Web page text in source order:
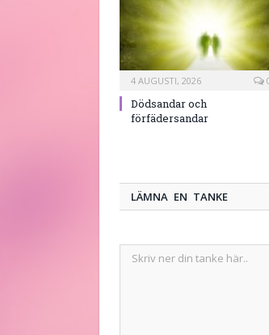
4 AUGUSTI, 2026
Dödsandar och
förfädersandar
LÄMNA EN TANKE